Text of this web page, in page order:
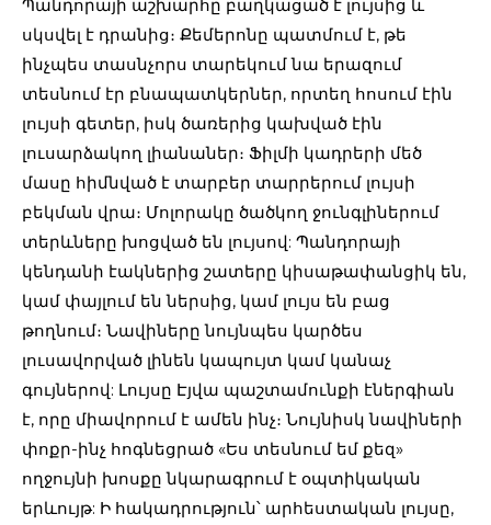
Պանդորայի աշխարհը բաղկացած է լույսից և
սկսվել է դրանից։ Քեմերոնը պատմում է, թե
ինչպես տասնչորս տարեկում նա երազում
տեսնում էր բնապատկերներ, որտեղ հոսում էին
լույսի գետեր, իսկ ծառերից կախված էին
լուսարձակող լիանաներ։ Ֆիլմի կադրերի մեծ
մասը հիմնված է տարբեր տարրերում լույսի
բեկման վրա։ Մոլորակը ծածկող ջունգլիներում
տերևները խոցված են լույսով: Պանդորայի
կենդանի էակներից շատերը կիսաթափանցիկ են,
կամ փայլում են ներսից, կամ լույս են բաց
թողնում։ Նավիները նույնպես կարծես
լուսավորված լինեն կապույտ կամ կանաչ
գույներով: Լույսը Էյվա պաշտամունքի էներգիան
է, որը միավորում է ամեն ինչ։ Նույնիսկ նավիների
փոքր-ինչ հոգնեցրած «Ես տեսնում եմ քեզ»
ողջույնի խոսքը նկարագրում է օպտիկական
երևույթ: Ի հակադրություն՝ արհեստական ​​լույսը,